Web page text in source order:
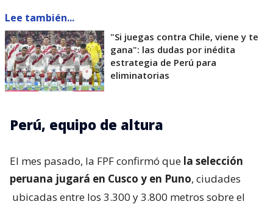
Lee también...
"Si juegas contra Chile, viene y te
gana": las dudas por inédita
estrategia de Perú para
eliminatorias
Perú, equipo de altura
El mes pasado, la FPF confirmó que la selección
peruana jugará en Cusco y en Puno, ciudades
ubicadas entre los 3.300 y 3.800 metros sobre el